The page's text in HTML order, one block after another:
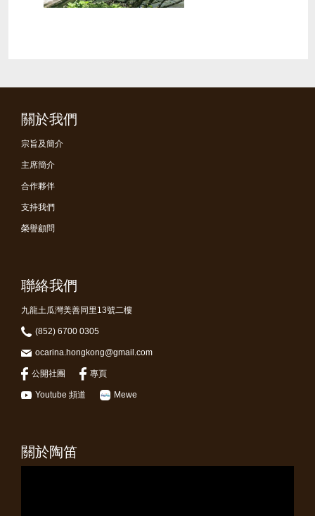
關於我們
宗旨及簡介
主席簡介
合作夥伴
支持我們
榮譽顧問
聯絡我們
九龍土瓜灣美善同里13號二樓
(852) 6700 0305
ocarina.hongkong@gmail.com
公開社團 專頁
Youtube 頻道 Mewe
關於陶笛